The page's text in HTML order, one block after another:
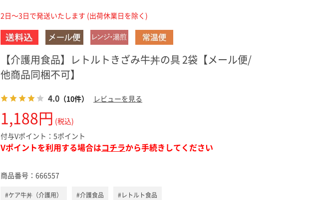
箸・スプーン
スキンケア（SPEEDIA）
2日～3日で発送いたします (出荷休業日を除く)
【介護用食品】レトルトきざみ牛丼の具 2袋【メール便/
他商品同梱不可】
4.0 （10件） レビューを見る
1,188円 (税込)
付与Vポイント： 5ポイント
Vポイントを利用する場合はコチラから手続きしてください
商品番号： 666557
#ケア牛丼（介護用） #介護食品 #レトルト食品